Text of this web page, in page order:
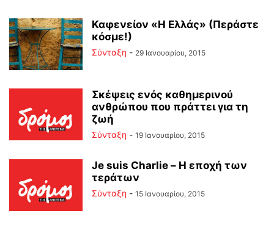
Καφενείον «Η Ελλάς» (Περάστε
κόσμε!)
Σύνταξη - 29 Ιανουαρίου, 2015
Σκέψεις ενός καθημερινού
ανθρώπου που πράττει για τη
ζωή
Σύνταξη - 19 Ιανουαρίου, 2015
Je suis Charlie – Η εποχή των
τεράτων
Σύνταξη - 15 Ιανουαρίου, 2015